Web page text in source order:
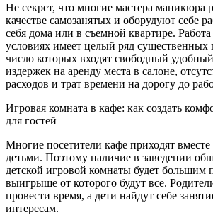
Не секрет, что многие мастера маникюра
качестве самозанятых и оборудуют себе
себя дома или в съемной квартире.
условиях имеет целый ряд существенных
число которых входят свободный
издержек на аренду места в салоне,
расходов и трат времени на дорогу до
Игровая комната в кафе: как создать
для гостей
Многие посетители кафе приходят
детьми. Поэтому наличие в заведении
детской игровой комнаты будет большим
выигрыше от которого будут все.
провести время, а дети найдут себе
интересам.